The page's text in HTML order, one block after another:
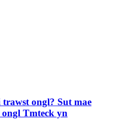
ongl? Sut mae
Tmteck yn